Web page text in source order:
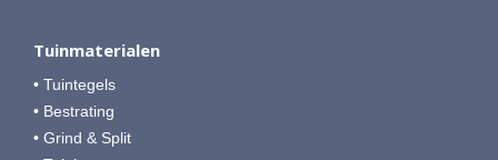
Tuinmaterialen
• Tuintegels
• Bestrating
• Grind & Split